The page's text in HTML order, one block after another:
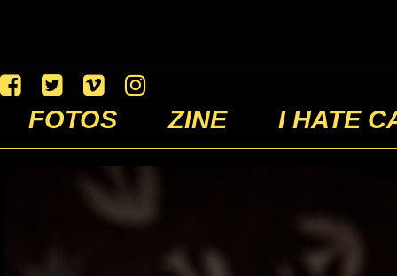
FOTOS ZINE I HATE